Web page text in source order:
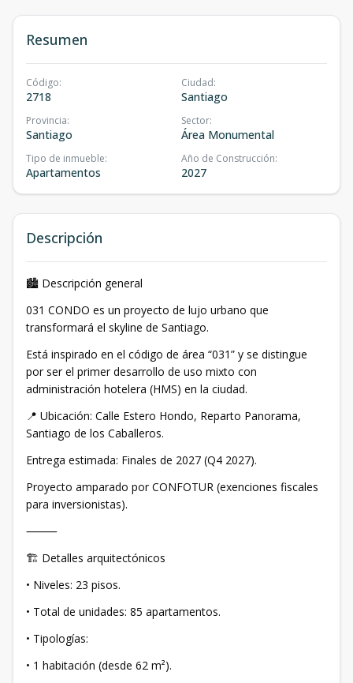
Resumen
Código:
2718
Ciudad:
Santiago
Provincia:
Santiago
Sector:
Área Monumental
Tipo de inmueble:
Apartamentos
Año de Construcción:
2027
Descripción
🏙 Descripción general
031 CONDO es un proyecto de lujo urbano que
transformará el skyline de Santiago.
Está inspirado en el código de área “031” y se distingue
por ser el primer desarrollo de uso mixto con
administración hotelera (HMS) en la ciudad.
📍 Ubicación: Calle Estero Hondo, Reparto Panorama,
Santiago de los Caballeros.
Entrega estimada: Finales de 2027 (Q4 2027).
Proyecto amparado por CONFOTUR (exenciones fiscales
para inversionistas).
⸻
🏗 Detalles arquitectónicos
• Niveles: 23 pisos.
• Total de unidades: 85 apartamentos.
• Tipologías:
• 1 habitación (desde 62 m²).